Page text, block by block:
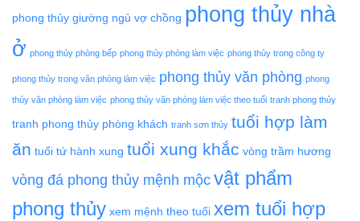
phong thủy giường ngủ vợ chồng phong thủy nhà
ở phong thủy phòng bếp phong thủy phòng làm việc phong thủy trong công ty
phong thủy trong văn phòng làm việc phong thủy văn phòng phong
thủy văn phòng làm việc phong thủy văn phòng làm việc theo tuổi tranh phong thủy
tranh phong thủy phòng khách tranh sơn thủy tuổi hợp làm
ăn tuổi tứ hành xung tuổi xung khắc vòng trầm hương
vòng đá phong thủy mệnh mộc vật phẩm
phong thủy xem mệnh theo tuổi xem tuổi hợp